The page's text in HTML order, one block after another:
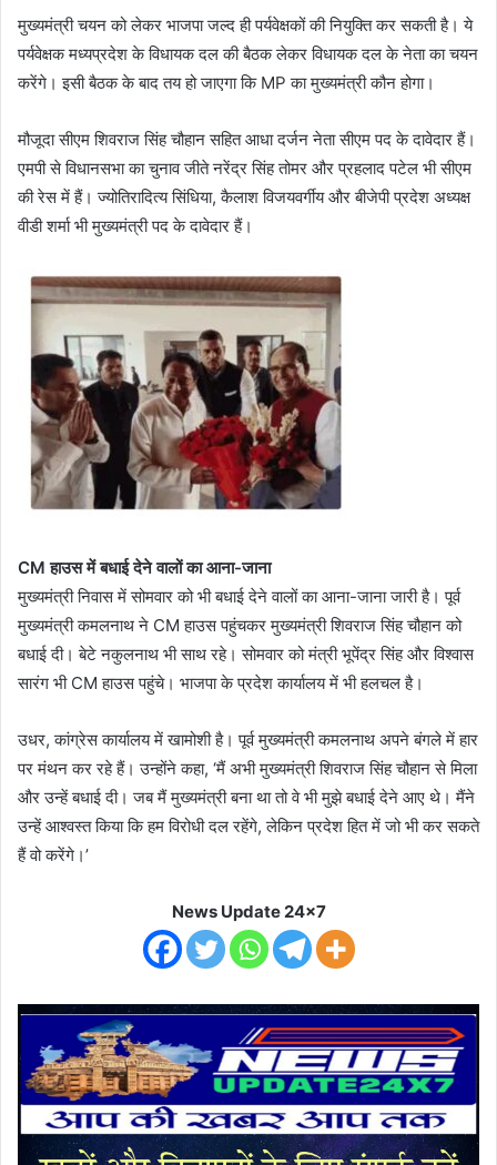
मुख्यमंत्री चयन को लेकर भाजपा जल्द ही पर्यवेक्षकों की नियुक्ति कर सकती है। ये
पर्यवेक्षक मध्यप्रदेश के विधायक दल की बैठक लेकर विधायक दल के नेता का चयन
करेंगे। इसी बैठक के बाद तय हो जाएगा कि MP का मुख्यमंत्री कौन होगा।
मौजूदा सीएम शिवराज सिंह चौहान सहित आधा दर्जन नेता सीएम पद के दावेदार हैं।
एमपी से विधानसभा का चुनाव जीते नरेंद्र सिंह तोमर और प्रहलाद पटेल भी सीएम
की रेस में हैं। ज्योतिरादित्य सिंधिया, कैलाश विजयवर्गीय और बीजेपी प्रदेश अध्यक्ष
वीडी शर्मा भी मुख्यमंत्री पद के दावेदार हैं।
CM हाउस में बधाई देने वालों का आना-जाना
मुख्यमंत्री निवास में सोमवार को भी बधाई देने वालों का आना-जाना जारी है। पूर्व
मुख्यमंत्री कमलनाथ ने CM हाउस पहुंचकर मुख्यमंत्री शिवराज सिंह चौहान को
बधाई दी। बेटे नकुलनाथ भी साथ रहे। सोमवार को मंत्री भूपेंद्र सिंह और विश्वास
सारंग भी CM हाउस पहुंचे। भाजपा के प्रदेश कार्यालय में भी हलचल है।
उधर, कांग्रेस कार्यालय में खामोशी है। पूर्व मुख्यमंत्री कमलनाथ अपने बंगले में हार
पर मंथन कर रहे हैं। उन्होंने कहा, ‘मैं अभी मुख्यमंत्री शिवराज सिंह चौहान से मिला
और उन्हें बधाई दी। जब मैं मुख्यमंत्री बना था तो वे भी मुझे बधाई देने आए थे। मैंने
उन्हें आश्वस्त किया कि हम विरोधी दल रहेंगे, लेकिन प्रदेश हित में जो भी कर सकते
हैं वो करेंगे।’
News Update 24x7